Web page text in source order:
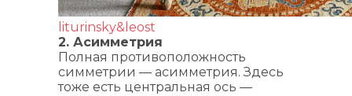
liturinsky&leost
2. Асимметрия
Полная противоположность
симметрии — асимметрия. Здесь
тоже есть центральная ось —